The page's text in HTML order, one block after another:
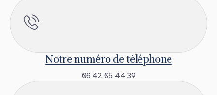
Notre numéro de téléphone
06 42 05 44 39